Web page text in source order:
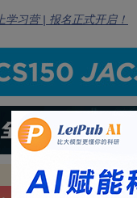
学习营 | 报名正式开启！